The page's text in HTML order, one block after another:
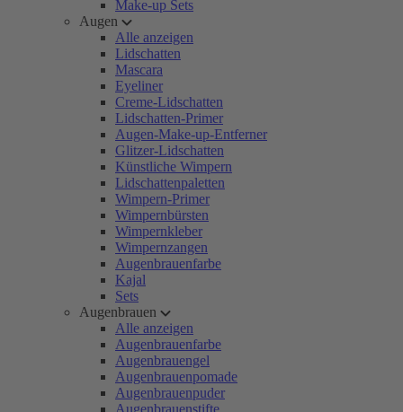
Make-up Sets
Augen
Alle anzeigen
Lidschatten
Mascara
Eyeliner
Creme-Lidschatten
Lidschatten-Primer
Augen-Make-up-Entferner
Glitzer-Lidschatten
Künstliche Wimpern
Lidschattenpaletten
Wimpern-Primer
Wimpernbürsten
Wimpernkleber
Wimpernzangen
Augenbrauenfarbe
Kajal
Sets
Augenbrauen
Alle anzeigen
Augenbrauenfarbe
Augenbrauengel
Augenbrauenpomade
Augenbrauenpuder
Augenbrauenstifte